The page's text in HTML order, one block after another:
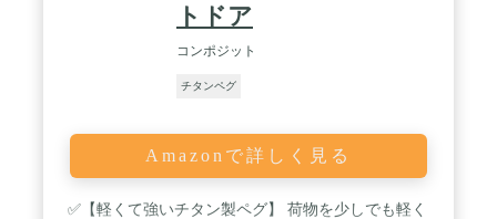
トドア
コンポジット
チタンペグ
Amazonで詳しく見る
✅【軽くて強いチタン製ペグ】 荷物を少しでも軽く